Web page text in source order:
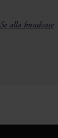
Se alla kundcase